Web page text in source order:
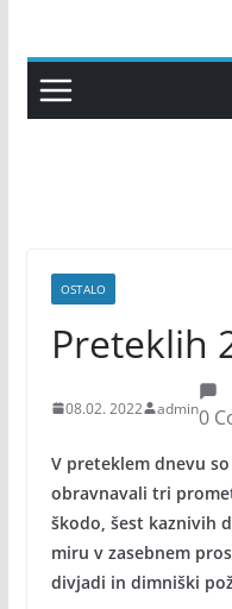
content
OSTALO
Preteklih
08.02. 2022 admin0
V preteklem dnevu
obravnavali tri
škodo, šest kaznivih
miru v zasebnem
divjadi in dimniški